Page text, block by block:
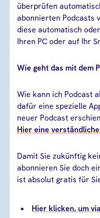
überprüfen
abonnierten Podcasts
diese automatisch
Ihren PC oder auf Ihr
Wie geht das mit dem
Wie kann ich Podcast
dafür eine spezielle
neuer Podcast
Hier eine
Damit Sie zukünftig
abonnieren Sie doch
ist absolut gratis für
Hier klicken, um